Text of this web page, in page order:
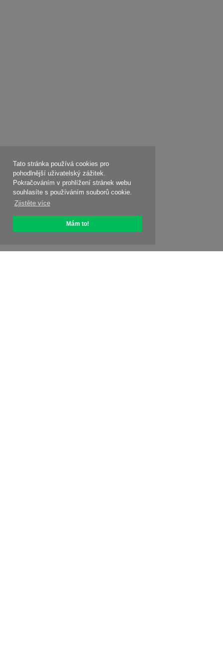
Tato stránka používá cookies pro
pohodlnější uživatelský zážitek.
Pokračováním v prohlížení stránek webu
souhlasíte s používáním souborů cookie.
Zjistěte více
Mám to!